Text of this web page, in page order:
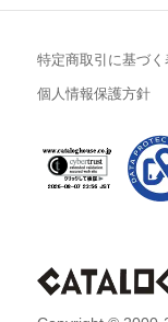
特定商取引に基づく
個人情報保護方針